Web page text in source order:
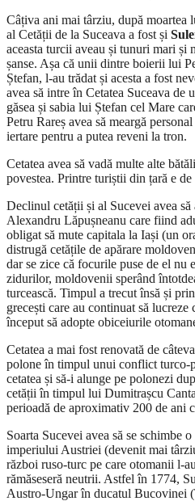
Câțiva ani mai târziu, după moartea
al Cetății de la Suceava a fost și
aceasta turcii aveau și tunuri mari și
șanse. Așa că unii dintre boierii lui
Ștefan, l-au trădat și acesta a fost
avea să intre în Cetatea Suceava de
găsea și sabia lui Ștefan cel Mare
Petru Rareș avea să meargă
iertare pentru a putea reveni la tron.
Cetatea avea să vadă multe alte
povestea. Printre turiștii din țară e
Declinul cetății și al Sucevei avea
Alexandru Lăpușneanu care fiind
obligat să mute capitala la Iași (un
distrugă cetățile de apărare
dar se zice că focurile puse de el nu
zidurilor, moldovenii sperând
turcească. Timpul a trecut însă și
grecești care au continuat să
început să adopte obiceiurile
Cetatea a mai fost renovată de
polone în timpul unui conflict turco-
cetatea și să-i alunge pe polonezi
cetății în timpul lui Dumitrașcu
perioadă de aproximativ 200 de ani
Soarta Sucevei avea să se schimbe
imperiului Austriei (devenit mai
război ruso-turc pe care otomanii l-
rămăseseră neutrii. Astfel în 1774,
Austro-Ungar în ducatul Bucovinei